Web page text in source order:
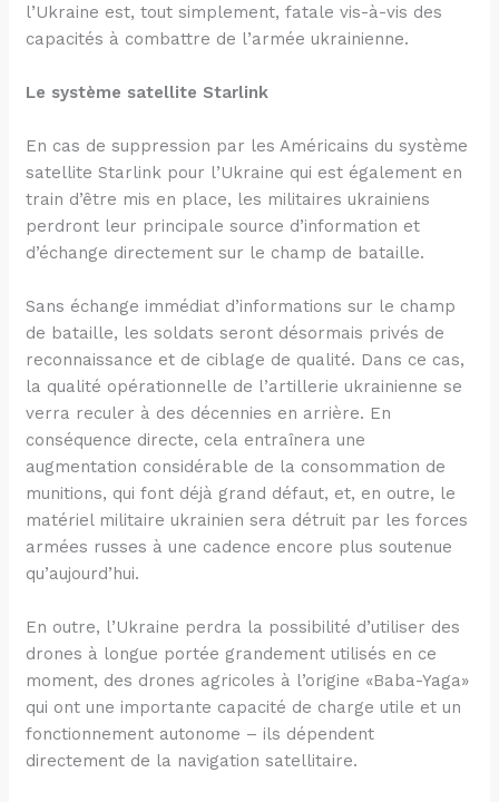
l’Ukraine est, tout simplement, fatale vis-à-vis des
capacités à combattre de l’armée ukrainienne.
Le système satellite Starlink
En cas de suppression par les Américains du système
satellite Starlink pour l’Ukraine qui est également en
train d’être mis en place, les militaires ukrainiens
perdront leur principale source d’information et
d’échange directement sur le champ de bataille.
Sans échange immédiat d’informations sur le champ
de bataille, les soldats seront désormais privés de
reconnaissance et de ciblage de qualité. Dans ce cas,
la qualité opérationnelle de l’artillerie ukrainienne se
verra reculer à des décennies en arrière. En
conséquence directe, cela entraînera une
augmentation considérable de la consommation de
munitions, qui font déjà grand défaut, et, en outre, le
matériel militaire ukrainien sera détruit par les forces
armées russes à une cadence encore plus soutenue
qu’aujourd’hui.
En outre, l’Ukraine perdra la possibilité d’utiliser des
drones à longue portée grandement utilisés en ce
moment, des drones agricoles à l’origine «Baba-Yaga»
qui ont une importante capacité de charge utile et un
fonctionnement autonome – ils dépendent
directement de la navigation satellitaire.